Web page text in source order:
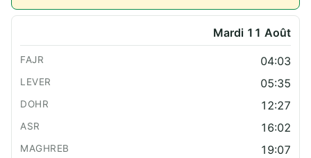
Mardi 11 Août
04:03
05:35
12:27
16:02
19:07